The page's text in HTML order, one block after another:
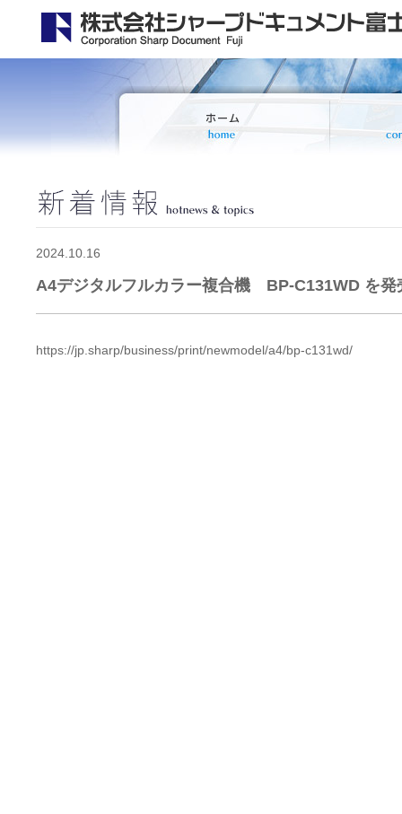
2024.10.16
A4デジタルフルカラー複合機 BP-C131WD を発
https://jp.sharp/business/print/newmodel/a4/bp-c131wd/